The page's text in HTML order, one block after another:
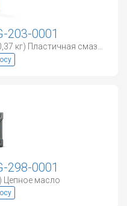
203-0001
298-0001
Цепное масло